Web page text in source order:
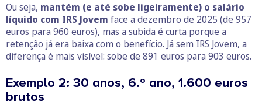
Ou seja, mantém (e até sobe ligeiramente) o salário
líquido com IRS Jovem face a dezembro de 2025 (de 957
euros para 960 euros), mas a subida é curta porque a
retenção já era baixa com o benefício. Já sem IRS Jovem, a
diferença é mais visível: sobe de 891 euros para 903 euros.
Exemplo 2: 30 anos, 6.º ano, 1.600 euros
brutos